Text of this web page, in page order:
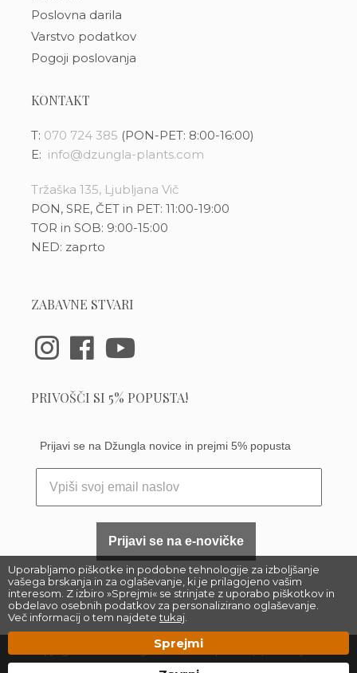
Uporabljamo piškotke in podobne tehnologije za izboljšanje
vašega brskanja in za oglaševanje, ki je prilagojeno vašim
interesom. Z izbiro »Sprejmi« se strinjate z uporabo piškotkov in
obdelavo osebnih podatkov za personalizirano oglaševanje.
Več informacij o tem najdetetukaj
Sprejmi
Poslovna darila
Varstvo podatkov
Pogoji poslovanja
KONTAKT
T: 070 724 385 (PON-PET: 8:00-16:00)
E: info@dzungla-plants.com
Tržaška 135, Ljubljana Vič
PON, SRE, ČET in PET: 11:00-19:00
TOR in SOB: 9:00-15:00
NED: zaprto
ZABAVNE STVARI
PRIVOŠČI SI 5% POPUSTA!
Prijavi se na Džungla novice in prejmi 5% popusta
Prijavi se na e-novičke
Džungla Plants d.o.o.
, Florjan Ostrožnik